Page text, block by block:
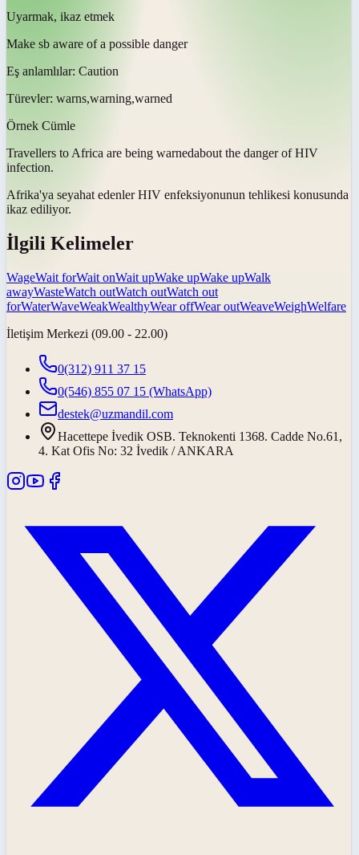
Uyarmak, ikaz etmek
Make sb aware of a possible danger
Eş anlamlılar: Caution
Türevler: warns,warning,warned
Örnek Cümle
Travellers to Africa are being warnedabout the danger of HIV
infection.
Afrika'ya seyahat edenler HIV enfeksiyonunun tehlikesi konusunda
ikaz ediliyor.
İlgili Kelimeler
WageWait forWait onWait upWake upWake upWalk
awayWasteWatch outWatch outWatch out
forWaterWaveWeakWealthyWear offWear outWeaveWeighWelfare
İletişim Merkezi (09.00 - 22.00)
0(312) 911 37 15
0(546) 855 07 15 (WhatsApp)
destek@uzmandil.com
Hacettepe İvedik OSB. Teknokenti 1368. Cadde No.61,
4. Kat Ofis No: 32 İvedik / ANKARA